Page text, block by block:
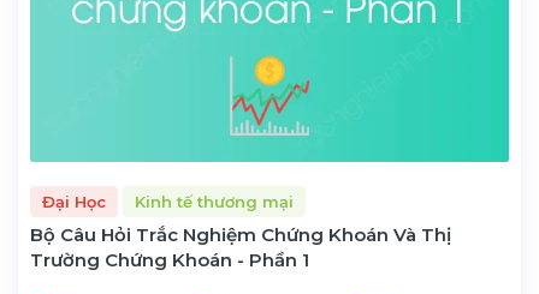
Đại Học Kinh tế thương mại
Bộ Câu Hỏi Trắc Nghiệm Chứng Khoán Và Thị
Trường Chứng Khoán - Phần 1